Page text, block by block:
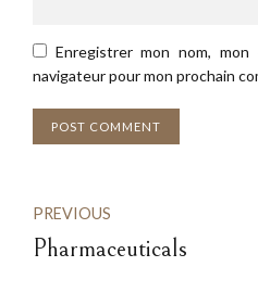
Enregistrer mon nom,
navigateur pour mon prochain
POST COMMENT
PREVIOUS
Pharmaceuticals